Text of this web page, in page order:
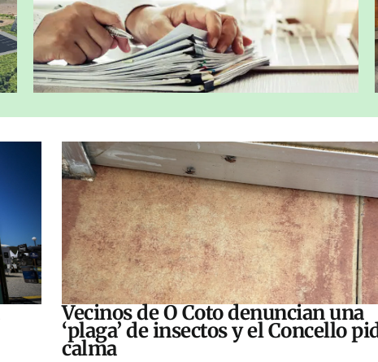
Vecinos de O Coto denuncian una
‘plaga’ de insectos y el Concello
calma